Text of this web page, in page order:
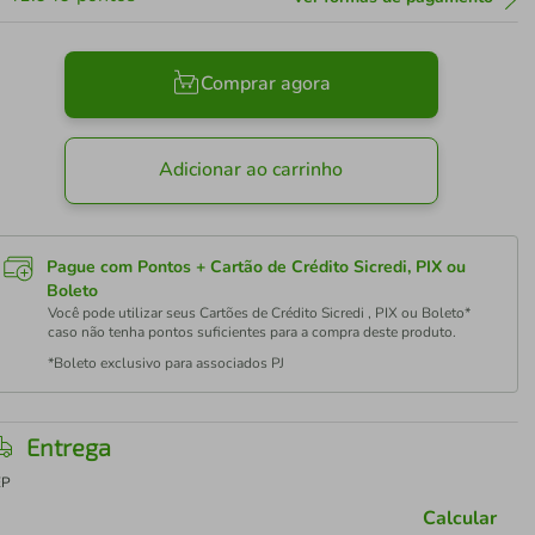
Comprar agora
Adicionar ao carrinho
Pague com Pontos + Cartão de Crédito Sicredi, PIX ou
Boleto
Você pode utilizar seus Cartões de Crédito Sicredi , PIX ou Boleto*
caso não tenha pontos suficientes para a compra deste produto.
*Boleto exclusivo para associados PJ
Entrega
Calcular